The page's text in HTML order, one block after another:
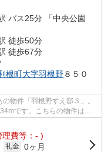
バス25分 「中央公園
徒歩50分
徒歩67分
根町大字羽根野８５０
物件「羽根野すえ邸３」。
です。こちらの物件は一
理費等：- )
礼金 0ヶ月